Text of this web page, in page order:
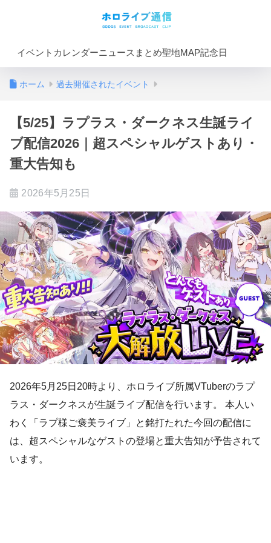
イベントカレンダーニュースまとめ聖地MAP記念日
ホーム 過去開催されたイベント
【5/25】ラプラス・ダークネス生誕ライ
ブ配信2026｜超スペシャルゲストあり・
重大告知も
2026年5月25日
2026年5月25日20時より、ホロライブ所属VTuberのラプ
ラス・ダークネスが生誕ライブ配信を行います。 本人い
わく「ラプ様ご褒美ライブ」と銘打たれた今回の配信に
は、超スペシャルなゲストの登場と重大告知が予告されて
います。